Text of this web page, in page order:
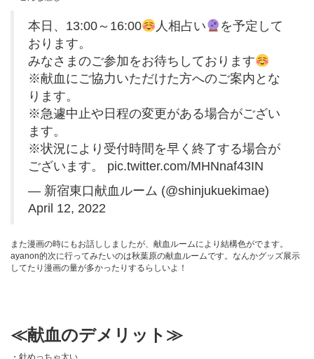
本日、13:00～16:00 人相占い
を予定して
おります。
みなさまのご参加をお待ちしております
※献血にご協力いただけた方へのご案内とな
ります。
※急遽中止や日程の変更がある場合がござい
ます。
※状況により受付時間を早く終了する場合が
ございます。 pic.twitter.com/MHNnaf43IN
— 新宿東口献血ルーム (@shinjukuekimae)
April 12, 2022
また漫画の時にもお話ししましたが、献血ルームにより結構色がでます。
ayanon的次に行ってみたいのは秋葉原の献血ルームです。なんかグッズ展示
してたり漫画の量が多かったりするらしいよ！
≪献血のデメリット≫
・針めっちゃ太い